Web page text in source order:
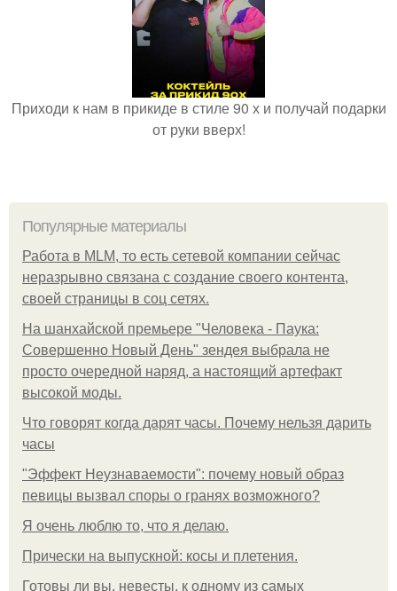
Приходи к нам в прикиде в стиле 90 х и получай подарки
от руки вверх!
Популярные материалы
Работа в MLM, то есть сетевой компании сейчас
неразрывно связана с создание своего контента,
своей страницы в соц сетях.
На шанхайской премьере "Человека - Паука:
Совершенно Новый День" зендея выбрала не
просто очередной наряд, а настоящий артефакт
высокой моды.
Что говорят когда дарят часы. Почему нельзя дарить
часы
"Эффект Неузнаваемости": почему новый образ
певицы вызвал споры о гранях возможного?
Я очень люблю то, что я делаю.
Прически на выпускной: косы и плетения.
Готовы ли вы, невесты, к одному из самых